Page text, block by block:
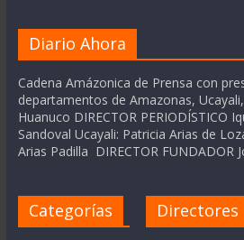
Diario Ahora
Cadena Amázonica de Prensa con
departamentos de Amazonas,
Huanuco DIRECTOR PERIODÍSTICO
Sandoval Ucayali: Patricia Arias de
Arias Padilla DIRECTOR FUNDADOR
Categorías Directores